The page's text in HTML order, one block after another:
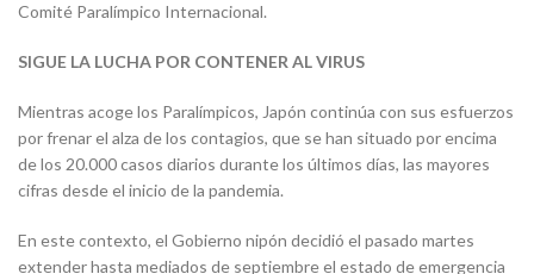
Comité Paralímpico Internacional.
SIGUE LA LUCHA POR CONTENER AL VIRUS
Mientras acoge los Paralímpicos, Japón continúa con sus esfuerzos
por frenar el alza de los contagios, que se han situado por encima
de los 20.000 casos diarios durante los últimos días, las mayores
cifras desde el inicio de la pandemia.
En este contexto, el Gobierno nipón decidió el pasado martes
extender hasta mediados de septiembre el estado de emergencia